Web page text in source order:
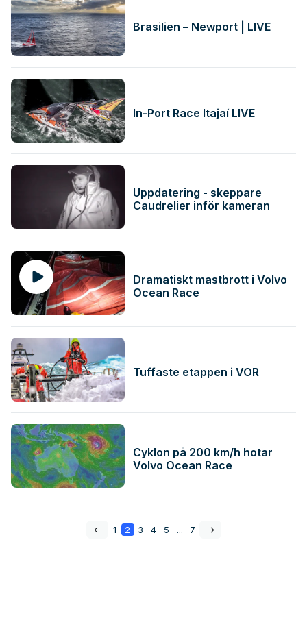
Brasilien – Newport | LIVE
In-Port Race Itajaí LIVE
Uppdatering - skeppare
Caudrelier inför kameran
Dramatiskt mastbrott i Volvo
Ocean Race
Tuffaste etappen i VOR
Cyklon på 200 km/h hotar
Volvo Ocean Race
<- 1 2 3 4 5 ... 7 ->